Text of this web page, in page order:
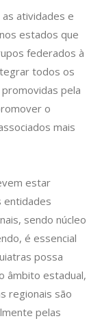
atividades e
estados que
federados à
todos os
pela
o
mais
estar
entidades
sendo núcleo
é essencial
possa
âmbito estadual,
regionais são
pelas